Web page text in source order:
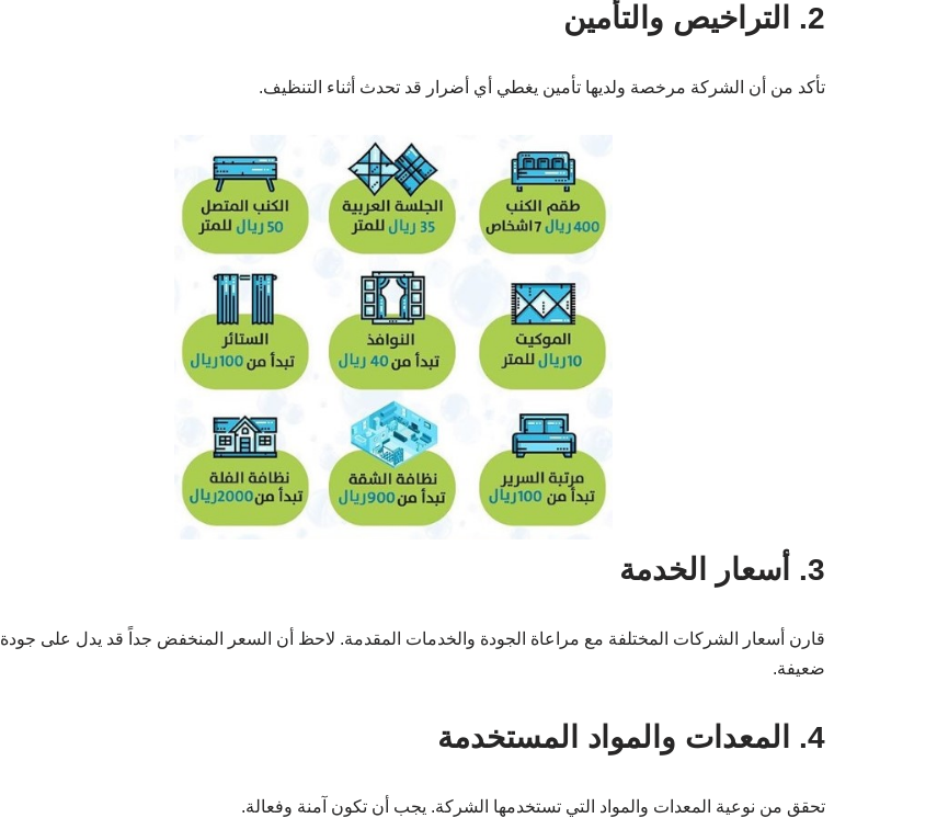
2. التراخيص والتأمين
تأكد من أن الشركة مرخصة ولديها تأمين يغطي أي أضرار قد تحدث أثناء التنظيف.
3. أسعار الخدمة
قارن أسعار الشركات المختلفة مع مراعاة الجودة والخدمات المقدمة. لاحظ أن السعر المنخفض جداً قد يدل على جودة
ضعيفة.
4. المعدات والمواد المستخدمة
تحقق من نوعية المعدات والمواد التي تستخدمها الشركة. يجب أن تكون آمنة وفعالة.